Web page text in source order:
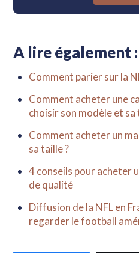
A lire également :
Comment parier sur la
Comment acheter une
choisir son modèle et sa
Comment acheter un
sa taille ?
4 conseils pour acheter
de qualité
Diffusion de la NFL en
regarder le football